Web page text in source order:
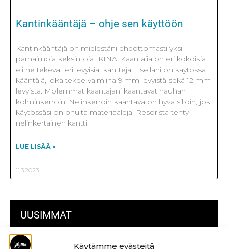
Käytämme evästeitä
UUSIMMAT
Kulmikas pussukka kaava Särmä
Kantinkääntäjä – ohje sen käyttöön
Kantinkääntäjä on mielestäni ehdottomasti yksi
parhaimpia keksintöjä IKINÄ! Kääntäjiä on eri kokoisia
eli ne tekevät eri levyisiä kantteja. Itselläni on käytössä
kääntäjä, joka tekee valmiina 9 mm levyistä sekä 12 mm
levyistä. Molemmat kääntäjäni kääntävät nauhan
kolminkerroin. Nelinkerroin kääntävä on hyvä silloin, jos
käytössäsi on ohuita materiaaleja. Resorista tehty
nelinkertainen kantti
LUE LISÄÄ »
11.3.2023